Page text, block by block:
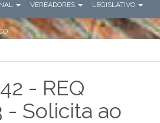
VEREADORES LEGISLATIVO
- REQ
Solicita ao